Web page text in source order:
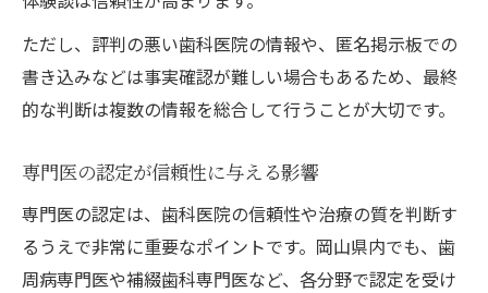
ただし、評判の悪い歯科医院の情報や、匿名掲示板での
書き込みなどは事実確認が難しい場合もあるため、最終
的な判断は複数の情報を総合して行うことが大切です。
専門医の認定が信頼性に与える影響
専門医の認定は、歯科医院の信頼性や治療の質を判断す
るうえで非常に重要なポイントです。岡山県内でも、歯
周病専門医や補綴歯科専門医など、各分野で認定を受け